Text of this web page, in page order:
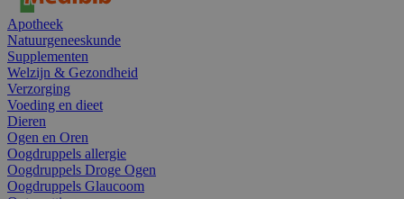
Apotheek
Natuurgeneeskunde
Supplementen
Welzijn & Gezondheid
Verzorging
Voeding en dieet
Dieren
Ogen en Oren
Oogdruppels allergie
Oogdruppels Droge Ogen
Oogdruppels Glaucoom